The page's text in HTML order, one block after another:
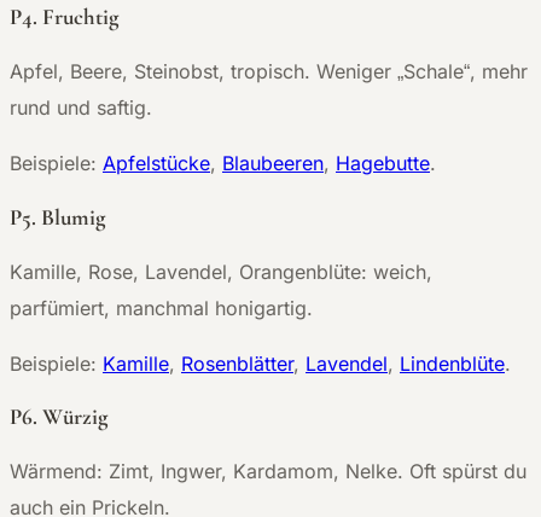
P4. Fruchtig
Apfel, Beere, Steinobst, tropisch. Weniger „Schale“, mehr
rund und saftig.
Beispiele: Apfelstücke, Blaubeeren, Hagebutte.
P5. Blumig
Kamille, Rose, Lavendel, Orangenblüte: weich,
parfümiert, manchmal honigartig.
Beispiele: Kamille, Rosenblätter, Lavendel, Lindenblüte.
P6. Würzig
Wärmend: Zimt, Ingwer, Kardamom, Nelke. Oft spürst du
auch ein Prickeln.